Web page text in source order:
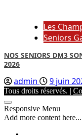
Les
Seniors
NOS SENIORS DM3
2026
admin 9 juin
Tous droits réservés. |
Responsive Menu
Add more content here...